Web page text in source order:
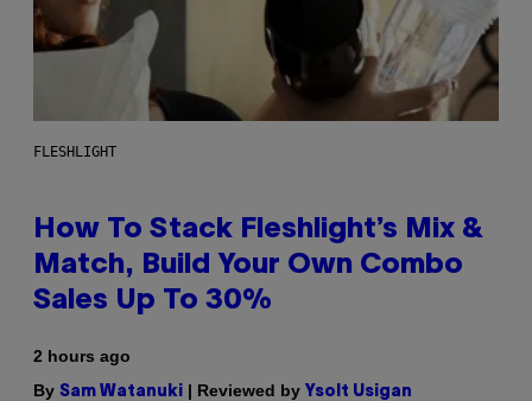
FLESHLIGHT
How To Stack Fleshlight’s Mix &
Match, Build Your Own Combo
Sales Up To 30%
2 hours ago
By Sam Watanuki | Reviewed by Ysolt Usigan